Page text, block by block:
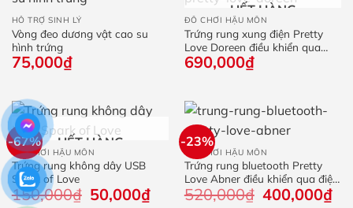
HỖ TRỢ SINH LÝ
Vòng đeo dương vật cao su
hình trứng
75,000₫
HẾT HÀNG
ĐỒ CHƠI HẬU MÔN
Trứng rung xung điện Pretty
Love Doreen điều khiển qua
điện thoại
690,000₫
-67% HẾT HÀNG
ĐỒ CHƠI HẬU MÔN
Trứng rung không dây USB
Spark of Love
150,000₫ Giá
gốc
50,000₫Giá
hiện
-23%
ĐỒ CHƠI HẬU MÔN
Trứng rung bluetooth Pretty
Love Abner điều khiển qua điện
thoại
520,000₫ Giá
gốc
400,000₫Giá